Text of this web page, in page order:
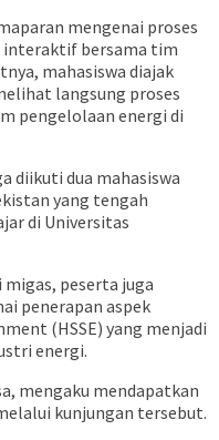
mengenai proses
interaktif bersama tim
mahasiswa diajak
langsung proses
pengelolaan energi di
diikuti dua mahasiswa
yang tengah
di Universitas
peserta juga
penerapan aspek
(HSSE) yang menjadi
energi.
mengaku mendapatkan
kunjungan tersebut.